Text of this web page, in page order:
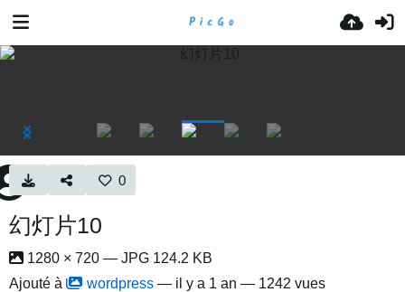
0
幻灯片10
1280 × 720 — JPG 124.2 KB
Ajouté à
wordpress — il y a 1 an — 1242 vues